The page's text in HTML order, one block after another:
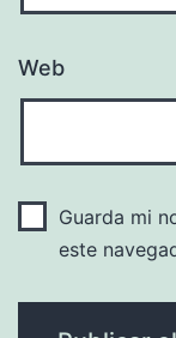
Web
Guarda mi
este